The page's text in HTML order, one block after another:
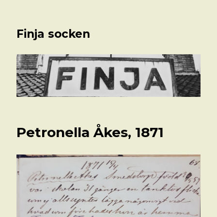
Finja socken
Petronella Åkes, 1871